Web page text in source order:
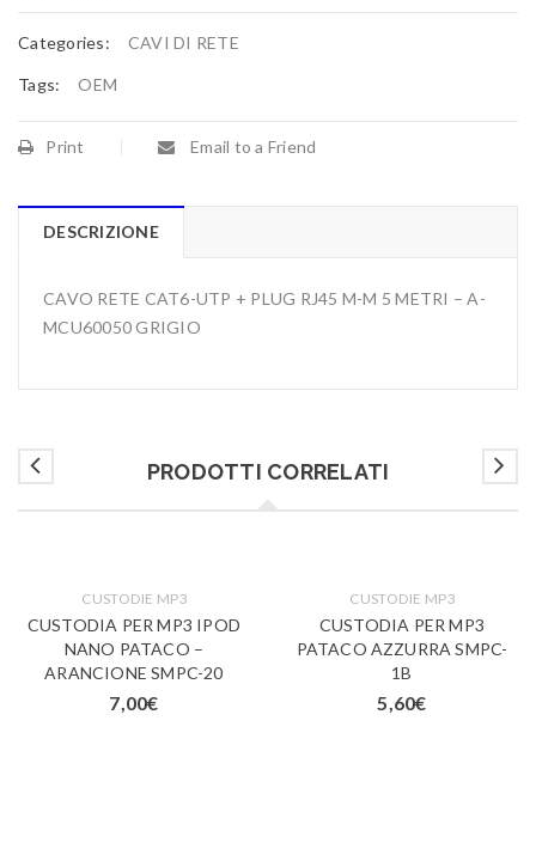
Categories: CAVI DI RETE
Tags: OEM
Print Email to a Friend
DESCRIZIONE
CAVO RETE CAT6-UTP + PLUG RJ45 M-M 5 METRI – A-
MCU60050 GRIGIO
PRODOTTI CORRELATI
CUSTODIE MP3
CUSTODIA PER MP3 IPOD
NANO PATACO –
ARANCIONE SMPC-20
7,00€
CUSTODIE MP3
CUSTODIA PER MP3
PATACO AZZURRA SMPC-
1B
5,60€